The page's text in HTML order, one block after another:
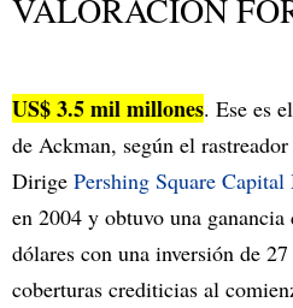
VALORACIÓN
US$ 3.5 mil millones. Ese es
de Ackman, según el
Dirige Pershing Square Capital
en 2004 y obtuvo una
dólares con una inversión de
coberturas crediticias al